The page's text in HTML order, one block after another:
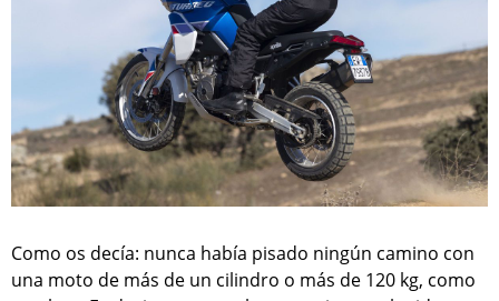
Como os decía: nunca había pisado ningún camino con
una moto de más de un cilindro o más de 120 kg, como